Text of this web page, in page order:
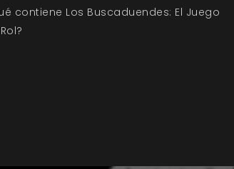
contiene Los Buscaduendes: El Juego